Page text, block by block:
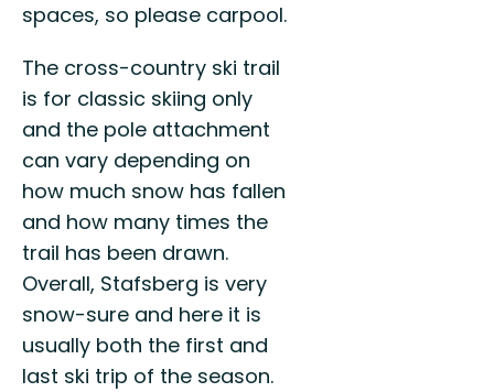
spaces, so please carpool.
The cross-country ski trail
is for classic skiing only
and the pole attachment
can vary depending on
how much snow has fallen
and how many times the
trail has been drawn.
Overall, Stafsberg is very
snow-sure and here it is
usually both the first and
last ski trip of the season.